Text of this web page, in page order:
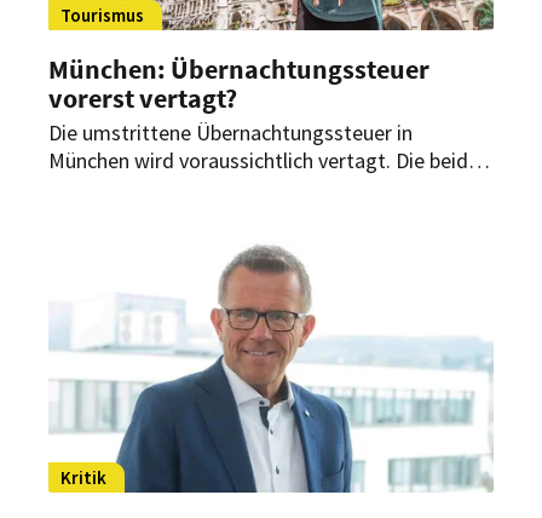
Tourismus
München: Übernachtungssteuer
vorerst vertagt?
Die umstrittene Übernachtungssteuer in
München wird voraussichtlich vertagt. Die beiden
29. November im Finanzausschuss beschließen.
Zusammen haben beide Fraktionen eine
Mehrheit in Stadtratsplenum und im
Finanzausschuss.
Kritik